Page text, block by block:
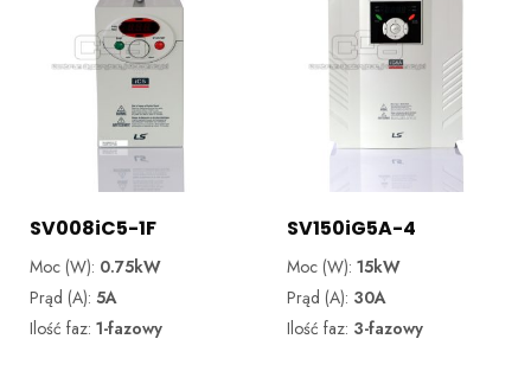
SV008iC5-1F
Moc (W): 0.75kW
Prąd (A): 5A
Ilość faz: 1-fazowy
SV150iG5A-4
Moc (W):15kW
Prąd (A): 30A
Ilość faz: 3-fazowy